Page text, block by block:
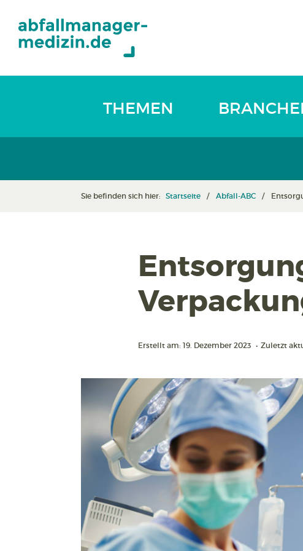
THEMEN
Sie befinden sich hier: Startseite Abfall-ABC
Erstellt am: 19. Dezember 2023 • Zuletzt